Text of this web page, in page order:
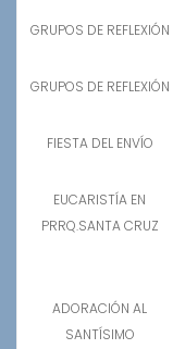
GRUPOS DE REFLEXIÓN
GRUPOS DE REFLEXIÓN
FIESTA DEL ENVÍO
EUCARISTÍA EN
PRRQ.SANTA CRUZ
ADORACIÓN AL
SANTÍSIMO